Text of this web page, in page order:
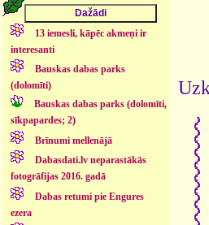
13 iemesli, kāpēc akmeņi ir
interesanti
Bauskas dabas parks
(dolomīti)
Bauskas dabas parks (dolomīti,
sīkpapardes; 2)
Brīnumi mellenājā
Dabasdati.lv neparastākās
fotogrāfijas 2016. gadā
Dabas retumi pie Engures
ezera